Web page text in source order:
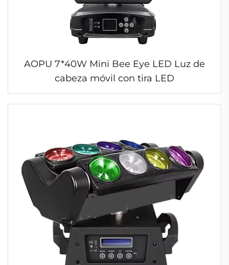
AOPU 7*40W Mini Bee Eye LED Luz de
cabeza móvil con tira LED